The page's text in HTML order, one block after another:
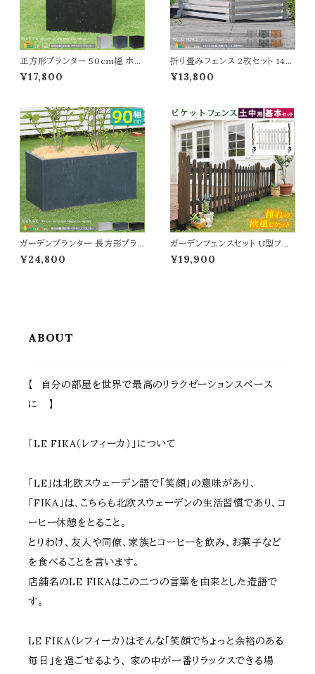
正方形プランター 50cm幅 ホワ
イト グレー ブラック 白 黒 灰色
ガーデンプランター 正方形 四角
0cm 植木鉢 鉢植え 庭のプラン
ター ベランダ バルコニー 玄関
家庭菜園 園芸 観葉植物 野菜
果物 水抜き穴付き
¥17,800
折り畳みフェンス 2枚セット 142.
5cm幅 ボーダーフェンス ダーク
グリーン ライトブラウン ホワイト
奥行22.4cm 高さ71cm おすす
め おしゃれ 北欧 モダン スタイリ
ッシュ 天然木 庭 花壇のフェンス
折り畳み式
¥13,800
ガーデンプランター 長方形プラ
ンター 90cm幅 ホワイト ブラッ
ク グレー 白 黒 灰色 植木鉢 鉢
¥24,800
ガーデンフェンスセット U型フェ
ンス1枚 土中用金具2個 フェンス
セット 120cm幅 ホワイト ダーク
¥19,900
ABOUT
【 自分の部屋を世界で最高のリラクゼーションスペース
に 】
「LE FIKA（レフィーカ）」について
「LE」は北欧スウェーデン語で「笑顔」の意味があり、
「FIKA」は、こちらも北欧スウェーデンの生活習慣であり、コ
ーヒー休憩をとること。
とりわけ、友人や同僚、家族とコーヒーを飲み、お菓子など
を食べることを言います。
店舗名のLE FIKAはこの二つの言葉を由来とした造語で
す。
LE FIKA（レフィーカ）はそんな「笑顔でちょっと余裕のある
毎日」を過ごせるよう、 家の中が一番リラックスできる場